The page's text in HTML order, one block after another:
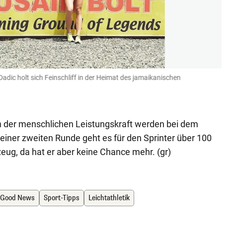
holt sich Feinschliff in der Heimat des jamaikanischen
der menschlichen Leistungskraft werden bei dem
zweiten Runde geht es für den Sprinter über 100
da hat er aber keine Chance mehr. (gr)
Good News Sport-Tipps Leichtathletik